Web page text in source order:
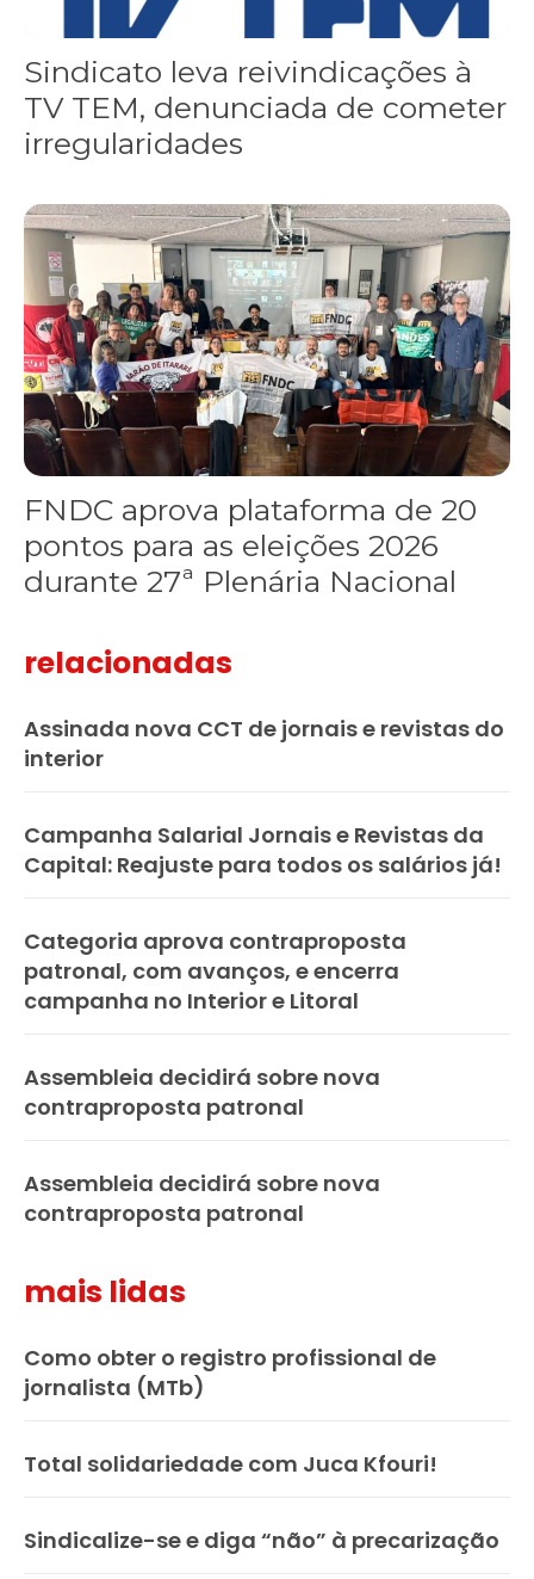
Sindicato leva reivindicações à
TV TEM, denunciada de cometer
irregularidades
FNDC aprova plataforma de 20 pontos para as eleições 2026
FNDC aprova plataforma de 20
pontos para as eleições 2026
durante 27ª Plenária Nacional
relacionadas
Assinada nova CCT de jornais e revistas do
interior
Campanha Salarial Jornais e Revistas da
Capital: Reajuste para todos os salários já!
Categoria aprova contraproposta
patronal, com avanços, e encerra
campanha no Interior e Litoral
Assembleia decidirá sobre nova
contraproposta patronal
Assembleia decidirá sobre nova
contraproposta patronal
mais lidas
Como obter o registro profissional de
jornalista (MTb)
Total solidariedade com Juca Kfouri!
Sindicalize-se e diga “não” à precarização